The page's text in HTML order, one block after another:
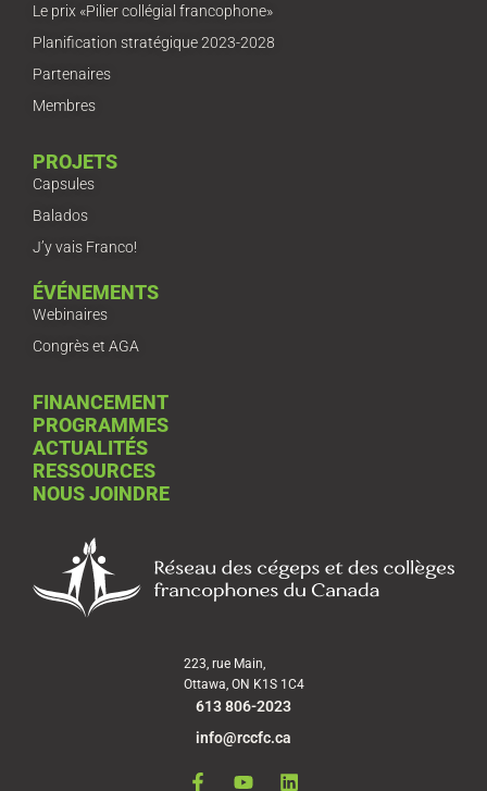
223, rue Main,
Ottawa, ON K1S 1C4
613 806-2023
info@rccfc.ca
Le prix «Pilier collégial francophone»
Planification stratégique 2023-2028
Partenaires
Membres
PROJETS
Capsules
Balados
J’y vais Franco!
ÉVÉNEMENTS
Webinaires
Congrès et AGA
FINANCEMENT
PROGRAMMES
ACTUALITÉS
RESSOURCES
NOUS JOINDRE